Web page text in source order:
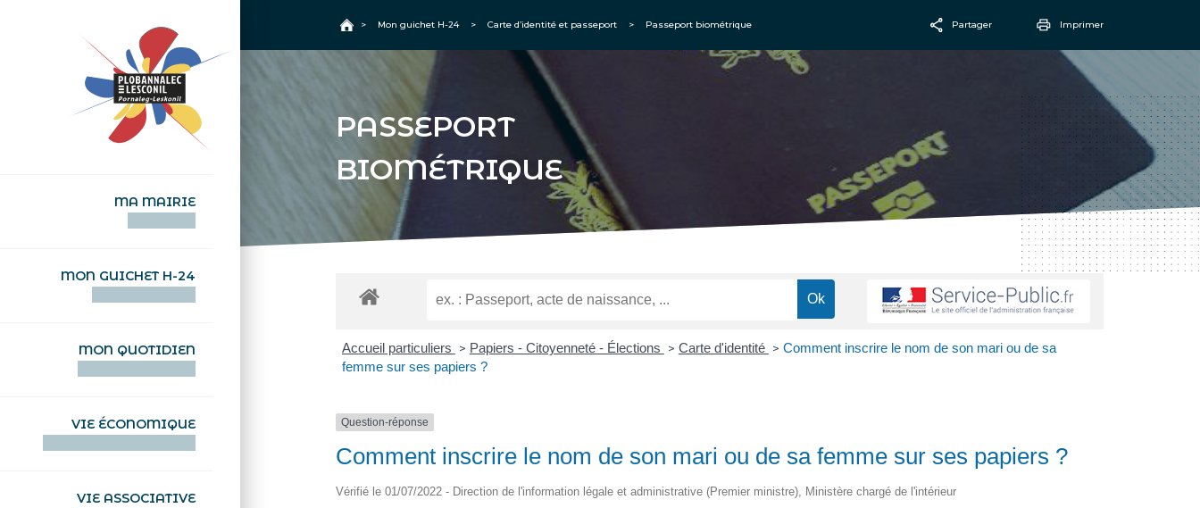
MA MAIRIE
MON GUICHET H-24
MON QUOTIDIEN
VIE ÉCONOMIQUE
VIE ASSOCIATIVE
Accueil
> Mon guichet H-24 > Carte d’identité et passeport > Passeport biométrique Partager Imprimer
PASSEPORT
BIOMÉTRIQUE
Accueil particuliers > Papiers - Citoyenneté - Élections > Carte d'identité > Comment inscrire le nom de son mari ou de sa
femme sur ses papiers ?
Question-réponse
Comment inscrire le nom de son mari ou de sa femme sur ses papiers ?
Vérifié le 01/07/2022 - Direction de l'information légale et administrative (Premier ministre), Ministère chargé de l'intérieur